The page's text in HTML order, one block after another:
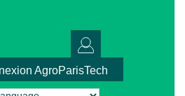
AgroParisTech